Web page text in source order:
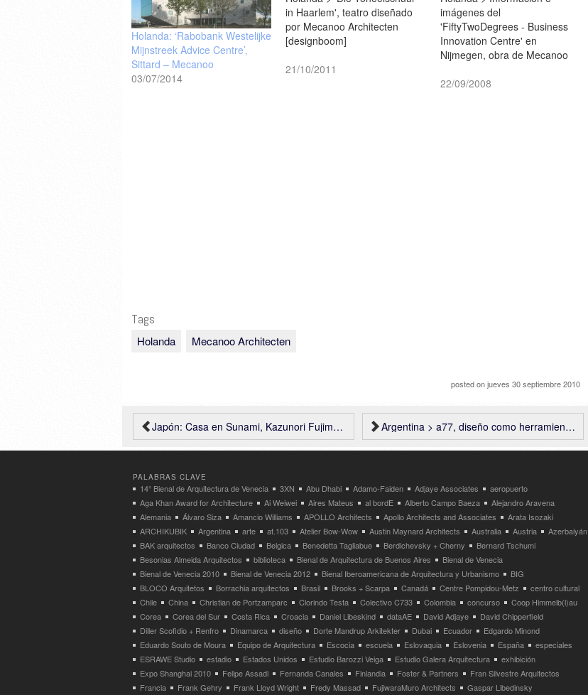
Holanda: ‘Rabobank Westelijke
Mijnstreek Advice Centre’,
Sittard – Mecanoo
03/07/2014
in Haarlem', teatro diseñado
por Mecanoo Architecten
[designboom]
21/10/2011
imágenes del
'FiftyTwoDegrees - Business
Innovation Centre' en
Nijmegen, obra de Mecanoo
22/09/2008
Tags
Holanda Mecanoo Architecten
posted onjueves 30 septiembre 2010
Argentina > a77, diseño como herramienta social…
Japón: Casa en Sunami, Kazunori Fujimoto Architect & Associates
PALABRAS CLAVE
14° Bienal de Arquitectura de Venecia 3XN Abu Dhabi Adamo-Faiden Adjaye Associates
aeropuerto
Aga Khan Award for Architecture
Ai Weiwei Aires Mateus al bordE Alberto Campo Baeza
Alejandro Aravena
Alemania
Álvaro Siza Amancio Williams APOLLO Architects Apollo Architects and Associates
Arata Isozaki
ARCHIKUBIK
Argentina arte at.103 Atelier Bow-Wow Austin Maynard Architects Australia Austria
Azerbaiyán
BAK arquitectos
Banco Ciudad Belgica Benedetta Tagliabue Berdichevsky + Cherny
Bernard Tschumi
Besonias Almeida Arquitectos
biblioteca Bienal de Arquitectura de Buenos Aires
Bienal de Venecia
Bienal de Venecia 2010
Bienal de Venecia 2012 Bienal Iberoamericana de Arquitectura y Urbanismo
BIG
BLOCO Arquitetos
Borrachia arquitectos Brasil Brooks + Scarpa Canadá Centre Pompidou-Metz
centro cultural
Chile
China Christian de Portzamparc Clorindo Testa Colectivo C733 Colombia concurso
Coop Himmelb(l)au
Corea
Corea del Sur Costa Rica Croacia Daniel Libeskind dataAE David Adjaye
David Chipperfield
Diller Scofidio + Renfro
Dinamarca diseño Dorte Mandrup Arkitekter Dubai Ecuador
Edgardo Minond
Eduardo Souto de Moura
Equipo de Arquitectura Escocia escuela Eslovaquia Eslovenia España
especiales
ESRAWE Studio
estadio Estados Unidos Estudio Barozzi Veiga Estudio Galera Arquitectura
exhibición
Expo Shanghai 2010
Felipe Assadi Fernanda Canales Finlandia Foster & Partners
Fran Silvestre Arquitectos
Francia
Frank Gehry Frank Lloyd Wright Fredy Massad FujiwaraMuro Architects
Gaspar Libedinsky